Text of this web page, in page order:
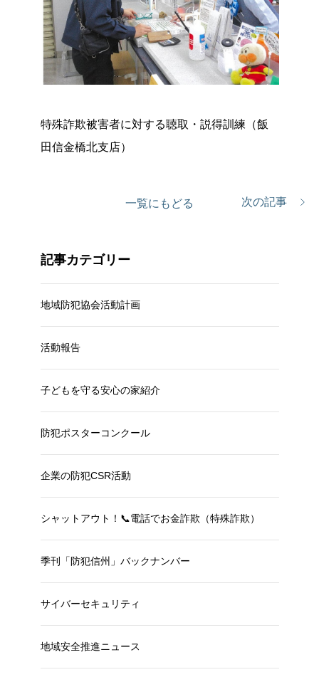
特殊詐欺被害者に対する聴取・説得訓練（飯
田信金橋北支店）
一覧にもどる 次の記事
記事カテゴリー
地域防犯協会活動計画
活動報告
子どもを守る安心の家紹介
防犯ポスターコンクール
企業の防犯CSR活動
シャットアウト！📞電話でお金詐欺（特殊詐欺）
季刊「防犯信州」バックナンバー
サイバーセキュリティ
地域安全推進ニュース